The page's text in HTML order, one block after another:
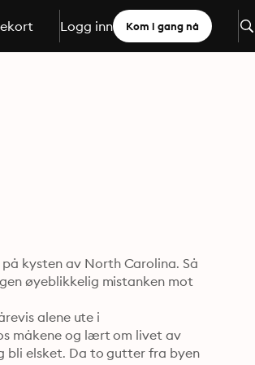
Logg inn Kom i gang nå
kysten av North Carolina. Så
øyeblikkelig mistanken mot
alene ute i
måkene og lært om livet av
bli elsket. Da to gutter fra byen